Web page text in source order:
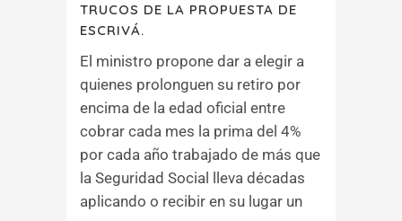
TRUCOS DE LA PROPUESTA DE
ESCRIVÁ.
El ministro propone dar a elegir a
quienes prolonguen su retiro por
encima de la edad oficial entre
cobrar cada mes la prima del 4%
por cada año trabajado de más que
la Seguridad Social lleva décadas
aplicando o recibir en su lugar un